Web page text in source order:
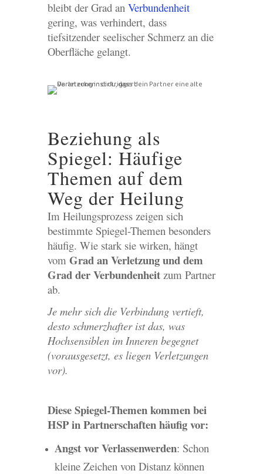
bleibt der Grad an Verbundenheit
gering, was verhindert, dass
tiefsitzender seelischer Schmerz an die
Oberfläche gelangt.
Beziehung als
Spiegel: Häufige
Themen auf dem
Weg der Heilung
Im Heilungsprozess zeigen sich
bestimmte Spiegel-Themen besonders
häufig. Wie stark sie wirken, hängt
vom Grad an Verletzung und dem
Grad der Verbundenheitzum Partner
ab.
Je mehr sich die Verbindung vertieft,
desto schmerzhafter ist das, was
Hochsensiblen im Inneren begegnet
(vorausgesetzt, es liegen Verletzungen
vor).
Diese Spiegel-Themen kommen bei
HSP in Partnerschaften häufig vor:
Angst vor Verlassenwerden: Schon
kleine Zeichen von Distanz können